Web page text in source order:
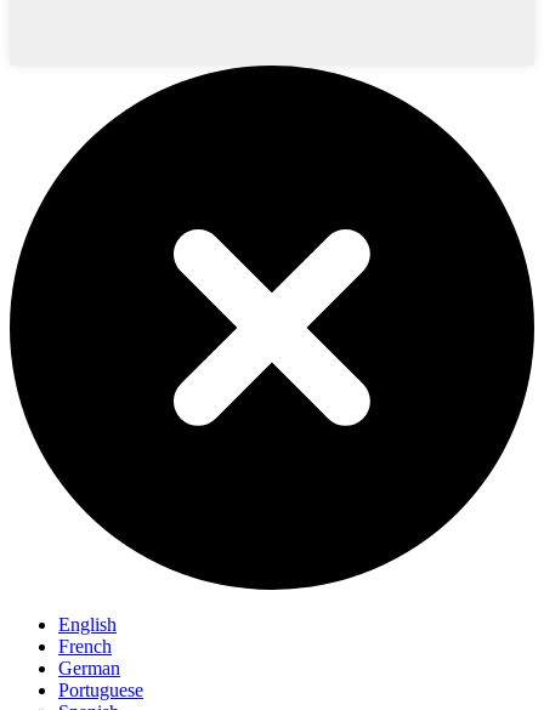
English
French
German
Portuguese